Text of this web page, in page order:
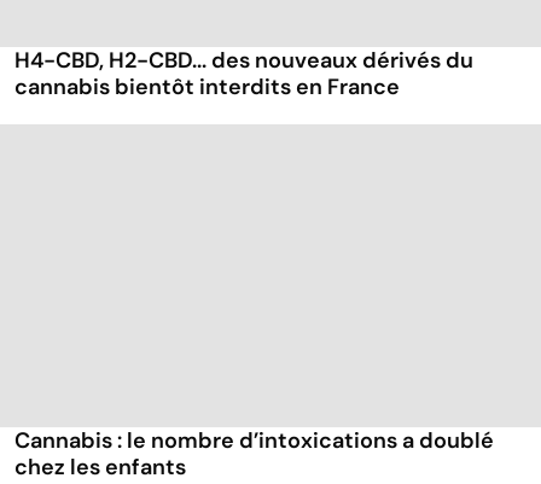
H4-CBD, H2-CBD... des nouveaux dérivés du
cannabis bientôt interdits en France
Cannabis : le nombre d’intoxications a doublé
chez les enfants